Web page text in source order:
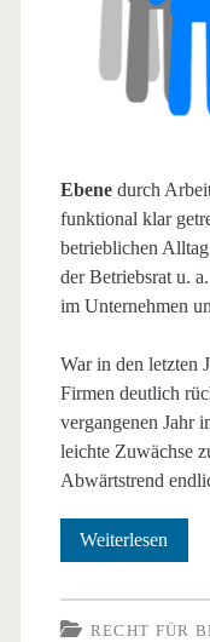
Ebenedurch
funktional klar
betrieblichen
der Betriebsrat u.
im Unternehmen
War in den letzten
Firmen deutlich
vergangenen Jahr
leichte Zuwächse
Abwärtstrend
Weiterlesen
RECHT FÜR